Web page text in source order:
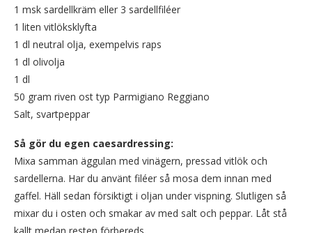
1 msk sardellkräm eller 3 sardellfiléer
1 liten vitlöksklyfta
1 dl neutral olja, exempelvis raps
1 dl olivolja
1 dl
50 gram riven ost typ Parmigiano Reggiano
Salt, svartpeppar
Så gör du egen caesardressing:
Mixa samman äggulan med vinägern, pressad vitlök och
sardellerna. Har du använt filéer så mosa dem innan med
gaffel. Häll sedan försiktigt i oljan under vispning. Slutligen så
mixar du i osten och smakar av med salt och peppar. Låt stå